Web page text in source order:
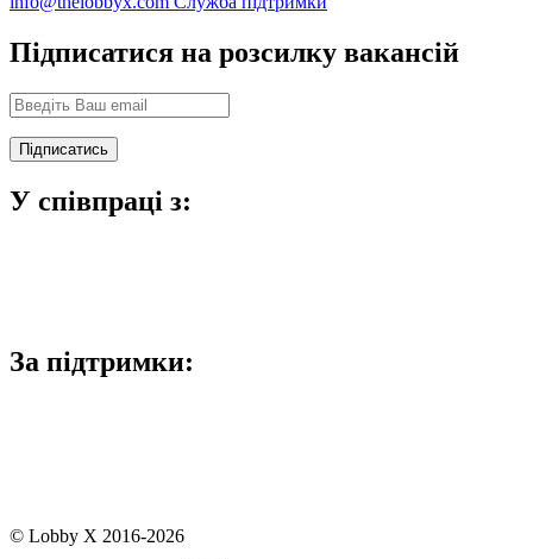
Підписатися на розсилку вакансій
У співпраці з:
За підтримки:
© Lobby X 2016-2026